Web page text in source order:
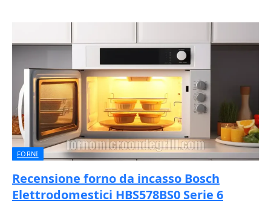
FORNI
Recensione forno da incasso Bosch
Elettrodomestici HBS578BS0 Serie 6